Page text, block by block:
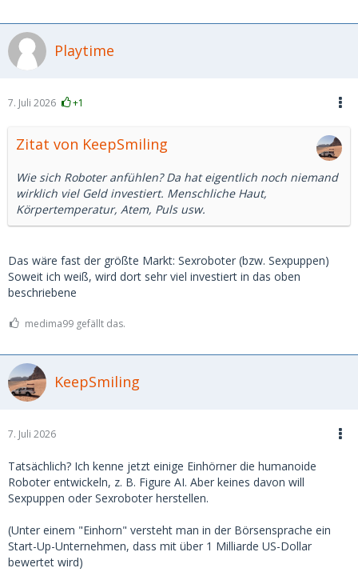
Playtime
7. Juli 2026 +1
Zitat von KeepSmiling
Wie sich Roboter anfühlen? Da hat eigentlich noch niemand
wirklich viel Geld investiert. Menschliche Haut,
Körpertemperatur, Atem, Puls usw.
Das wäre fast der größte Markt: Sexroboter (bzw. Sexpuppen)
Soweit ich weiß, wird dort sehr viel investiert in das oben
beschriebene
medima99 gefällt das.
KeepSmiling
7. Juli 2026
Tatsächlich? Ich kenne jetzt einige Einhörner die humanoide
Roboter entwickeln, z. B. Figure AI. Aber keines davon will
Sexpuppen oder Sexroboter herstellen.
(Unter einem "Einhorn" versteht man in der Börsensprache ein
Start-Up-Unternehmen, dass mit über 1 Milliarde US-Dollar
bewertet wird)